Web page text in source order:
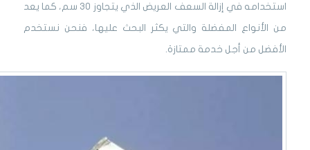
استخدامه في إزالة السعف العريض الذي يتجاوز 30 سم، كما يعد
من الأنواع المفضلة والتي يكثر البحث عليها، فنحن نستخدم
الأفضل من أجل خدمة ممتازة.